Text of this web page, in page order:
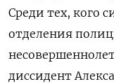
Среди тех, кого
отделения
диссидент